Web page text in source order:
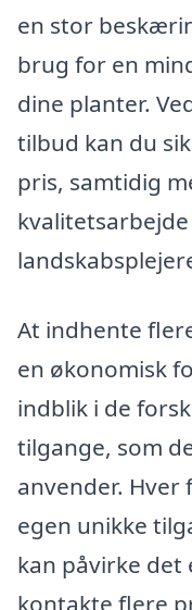
en stor
brug for en
dine planter.
tilbud kan du
pris, samtidig
At indhente
en økonomisk
indblik i de
tilgange, som
anvender. Hver
egen unikke
kan påvirke det
kontakte flere